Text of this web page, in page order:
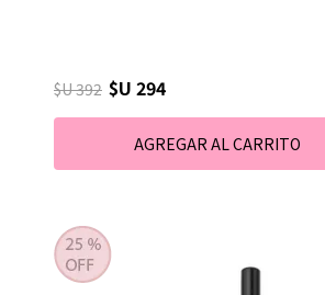
$U 392 $U 294